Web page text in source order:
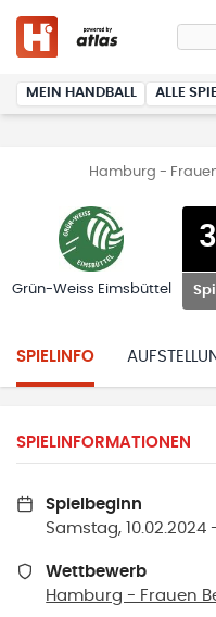
MEIN HANDBALL ALLE
Hamburg -
Grün-Weiss Eimsbüttel
SPIELINFO
SPIELINFORMATIONEN
Spielbeginn
Samstag, 10.02.2024
Wettbewerb
Hamburg - Frauen